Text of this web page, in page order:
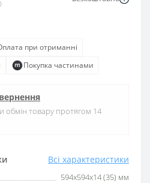
Всі характеристики
594х594х14 (35) мм
при отриманні
Покупка частинами
обмін товару протягом 14